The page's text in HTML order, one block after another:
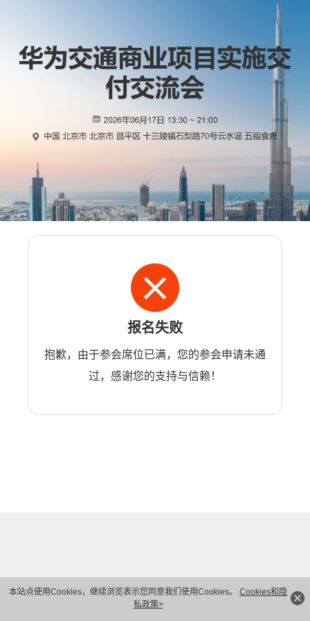
本站点使用Cookies，继续浏览表示您同意我们使用Cookies。 Cookies和隐
私政策>
报名失败
抱歉，由于参会席位已满，您的参会申请未通
过，感谢您的支持与信赖！